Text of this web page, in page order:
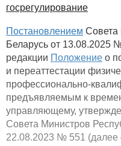
госрегулирование
Постановлением Совета
Беларусь от 13.08.2025
редакции Положение о
и переаттестации
профессионально-
предъявляемым к
управляющему,
Совета Министров
22.08.2023 № 551